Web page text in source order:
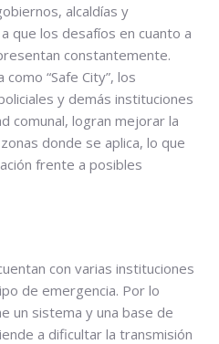
alcaldías y
que los desafíos en cuanto a
constantemente.
“Safe City”, los
y demás instituciones
comunal, logran mejorar la
donde se aplica, lo que
frente a posibles
con varias instituciones
de emergencia. Por lo
un sistema y una base de
a dificultar la transmisión